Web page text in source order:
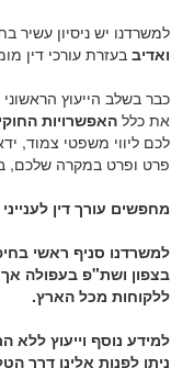
למשרדנו יש ניסיון עשיר
ואדיב בעזרת עורכי דין
כבר בשלב הייעוץ
את כללהאפשרויות
לכם ליווי משפטי צמוד,
פרט ופרט במקרה שלכם,
מחפשים עורך דין
למשרדנו סניף ראשי
בצפון ושת"פ בעפולה אך
ללקוחות מכל הארץ.
למידע נוסף וייעוץ ללא
ניתן לפנות אלינו דרך